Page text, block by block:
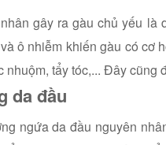
gây ra gàu chủ yếu là
ô nhiễm khiến gàu có cơ
nhuộm, tẩy tóc,... Đây cũng
da đầu
ngứa da đầu nguyên